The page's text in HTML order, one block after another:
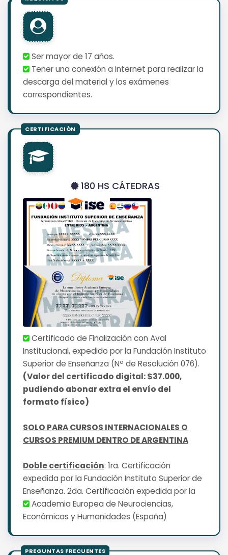
Ser mayor de 17 años.
Tener una conexión a internet para realizar la
descarga del material y los exámenes
correspondientes.
180 HS CÁTEDRAS
Certificado de Finalización con Aval
Institucional, expedido por la Fundación Instituto
Superior de Enseñanza (Nº de Resolución 076).
(Valor del certificado digital: $37.000,
pudiendo abonar extra el envío del
formato físico)
SOLO PARA CURSOS INTERNACIONALES O
CURSOS PREMIUM DENTRO DE ARGENTINA
Doble certificación: 1ra. Certificación
expedida por la Fundación Instituto Superior de
Enseñanza. 2da. Certificación expedida por la
Academia Europea de Neurociencias,
Económicas y Humanidades (España)